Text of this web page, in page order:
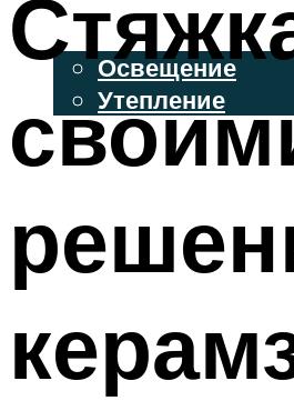
ОСВЕЩЕНИЕ И
Освещение
Утепление
ДЕКОР
МЕНЮ